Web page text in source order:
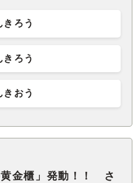
きろう
きろう
きおう
金櫃」発動！！ さ